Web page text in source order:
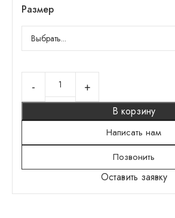
Размер
В корзину
Написать нам
Позвонить
Оставить заявку